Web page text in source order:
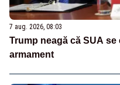
7 aug. 2026, 08:03
Trump neagă că SUA
armament